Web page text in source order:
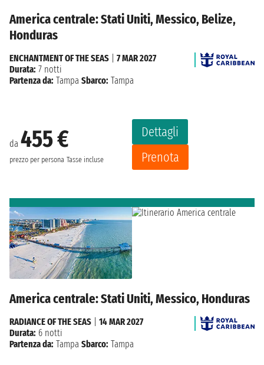
America centrale: Stati Uniti, Messico, Belize,
Honduras
da 455 €
prezzo per persona Tasse incluse
Dettagli
Prenota
ENCHANTMENT OF THE SEAS
7 MAR 2027
Durata: 7 notti
Partenza da: Tampa Sbarco: Tampa
America centrale: Stati Uniti, Messico, Honduras
RADIANCE OF THE SEAS
14 MAR 2027
Durata: 6 notti
Partenza da: Tampa Sbarco: Tampa